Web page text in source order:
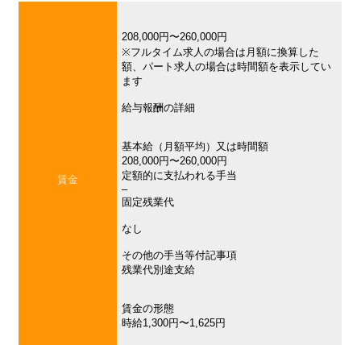
賃金
208,000円〜260,000円
※フルタイム求人の場合は月額に換算した
額、パート求人の場合は時間額を表示してい
ます
給与報酬の詳細
基本給（月額平均）又は時間額
208,000円〜260,000円
定額的に支払われる手当
–
固定残業代
なし
その他の手当等付記事項
残業代別途支給
賃金の形態
時給1,300円〜1,625円